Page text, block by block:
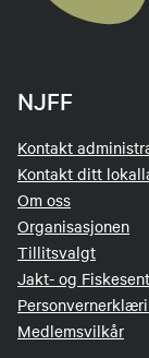
NJFF
Kontakt
Kontakt ditt
Om oss
Organisasjonen
Tillitsvalgt
Jakt- og
Medlemsvilkår